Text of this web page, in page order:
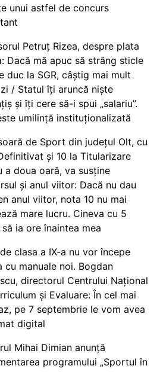
unui astfel de concurs
Petruț Rizea, despre plata
Dacă mă apuc să strâng sticle
duc la SGR, câștig mai mult
/ Statul îți aruncă niște
și îți cere să-i spui „salariu”.
umilință instituționalizată
de Sport din județul Olt, cu
și 10 la Titularizare
a doua oară, va susține
și anul viitor: Dacă nu dau
anul viitor, nota 10 nu mai
mare lucru. Cineva cu 5
ia ore înaintea mea
clasa a IX-a nu vor începe
cu manuale noi. Bogdan
directorul Centrului Național
și Evaluare: În cel mai
pe 7 septembrie le vom avea
digital
Mihai Dimian anunță
programului „Sportul în